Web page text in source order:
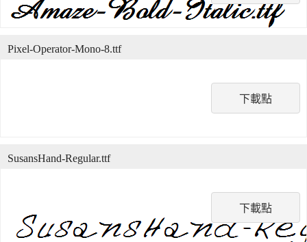
下載點
Pixel-Operator-Mono-8.ttf
下載點
SusansHand-Regular.ttf